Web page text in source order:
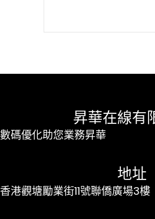
昇華在線有
數碼優化助您業務昇華
地址
香港觀塘勵業街11號聯僑廣場3樓